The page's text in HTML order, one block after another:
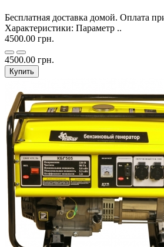
Бесплатная доставка домой. Оплата
Характеристики: Параметр ..
4500.00 грн.
4500.00 грн.
Купить